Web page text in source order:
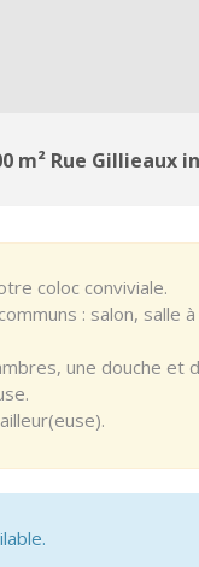
m² Rue Gillieaux
coloc conviviale.
: salon, salle
une douche et